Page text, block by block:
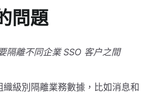
問題
隔離不同企業 SSO 客户之間
織級別隔離業務數據，比如消息和